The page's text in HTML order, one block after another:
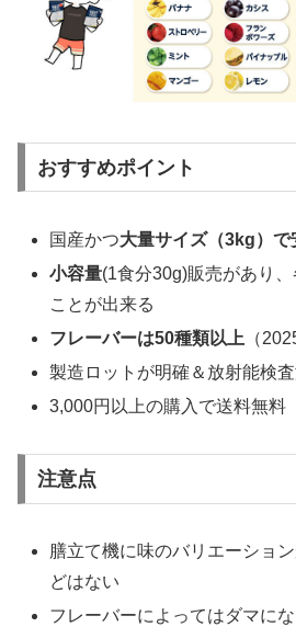
おすすめポイント
国産かつ大量サイズ（3kg）で
小容量(1食分30g)販売があり
ことが出来る
フレーバーは50種類以上 （
製造ロットが明確＆放射能検
3,000円以上の購入で送料無料
注意点
膳立て機に味のバリエーショ
どはない
フレーバーによってはダマに